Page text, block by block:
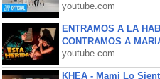
youtube.com
ENTRAMOS A LA
CONTRAMOS A
youtube.com
KHEA - Mami Lo